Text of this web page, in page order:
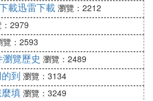
、蘇科版、北師大版、北京
湘教版、中圖版。
麼版本
、 蘇教版 、 鄂教版 、 魯教
、 冀教版 、 浙教版 、 河
載迅雷下載 瀏覽：2212
2979
覽：2593
覽歷史 瀏覽：2489
到 瀏覽：3134
填 瀏覽：3249